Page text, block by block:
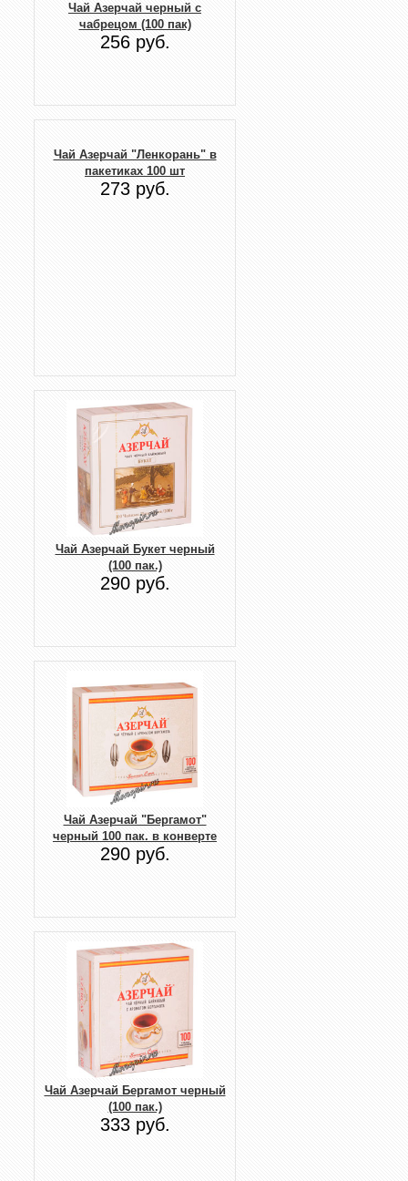
Чай Азерчай черный с
чабрецом (100 пак)
256 руб.
Чай Азерчай "Ленкорань" в
пакетиках 100 шт
273 руб.
Чай Азерчай Букет черный
(100 пак.)
290 руб.
Чай Азерчай "Бергамот"
черный 100 пак. в конверте
290 руб.
Чай Азерчай Бергамот черный
(100 пак.)
333 руб.